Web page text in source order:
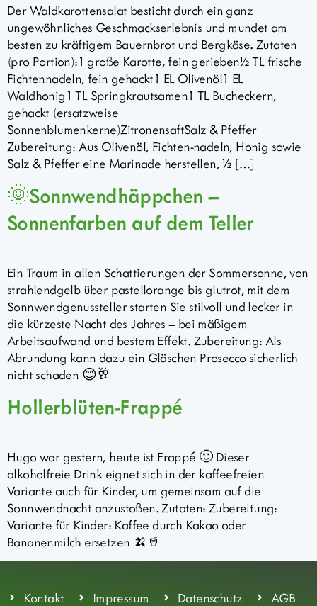
Der Waldkarottensalat besticht durch ein ganz
ungewöhnliches Geschmackserlebnis und mundet am
besten zu kräftigem Bauernbrot und Bergkäse. Zutaten
(pro Portion):1 große Karotte, fein gerieben½ TL frische
Fichtennadeln, fein gehackt1 EL Olivenöl1 EL
Waldhonig1 TL Springkrautsamen1 TL Bucheckern,
gehackt (ersatzweise
Sonnenblumenkerne)ZitronensaftSalz & Pfeffer
Zubereitung: Aus Olivenöl, Fichten-nadeln, Honig sowie
Salz & Pfeffer eine Marinade herstellen, ½ […]
🌞Sonnwendhäppchen –
Sonnenfarben auf dem Teller
Ein Traum in allen Schattierungen der Sommersonne, von
strahlendgelb über pastellorange bis glutrot, mit dem
Sonnwendgenussteller starten Sie stilvoll und lecker in
die kürzeste Nacht des Jahres – bei mäßigem
Arbeitsaufwand und bestem Effekt. Zubereitung: Als
Abrundung kann dazu ein Gläschen Prosecco sicherlich
nicht schaden 😊🥂
Hollerblüten-Frappé
Hugo war gestern, heute ist Frappé 🙂 Dieser
alkoholfreie Drink eignet sich in der kaffeefreien
Variante auch für Kinder, um gemeinsam auf die
Sonnwendnacht anzustoßen. Zutaten: Zubereitung:
Variante für Kinder: Kaffee durch Kakao oder
Bananenmilch ersetzen 🍌🥤
Kontakt Impressum Datenschutz
AGB